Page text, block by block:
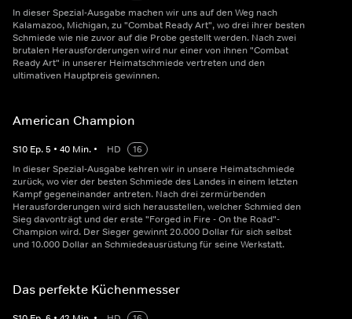
In dieser Spezial-Ausgabe machen wir uns auf den Weg nach
Kalamazoo, Michigan, zu "Combat Ready Art", wo drei ihrer besten
Schmiede wie nie zuvor auf die Probe gestellt werden. Nach zwei
brutalen Herausforderungen wird nur einer von ihnen "Combat
Ready Art" in unserer Heimatschmiede vertreten und den
ultimativen Hauptpreis gewinnen.
American Champion
S10 Ep.5 • 40 Min. • HD
16
In dieser Spezial-Ausgabe kehren wir in unsere Heimatschmiede
zurück, wo vier der besten Schmiede des Landes in einem letzten
Kampf gegeneinander antreten. Nach drei zermürbenden
Herausforderungen wird sich herausstellen, welcher Schmied den
Sieg davonträgt und der erste "Forged in Fire - On the Road"-
Champion wird. Der Sieger gewinnt 20.000 Dollar für sich selbst
und 10.000 Dollar an Schmiedeausrüstung für seine Werkstatt.
Das perfekte Küchenmesser